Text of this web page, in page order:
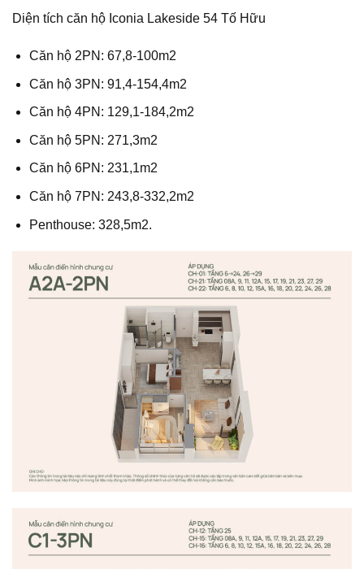
Diện tích căn hộ Iconia Lakeside 54 Tố Hữu
Căn hộ 2PN: 67,8-100m2
Căn hộ 3PN: 91,4-154,4m2
Căn hộ 4PN: 129,1-184,2m2
Căn hộ 5PN: 271,3m2
Căn hộ 6PN: 231,1m2
Căn hộ 7PN: 243,8-332,2m2
Penthouse: 328,5m2.